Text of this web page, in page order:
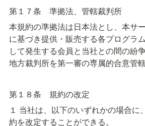
第１７条　準拠法、管轄裁判所
本規約の準拠法は日本法とし、本サ
に基づき提供・販売する各プログラ
して発生する会員と当社との間の紛
地方裁判所を第一審の専属的合意管
第１８条　規約の改定
１ 当社は、以下のいずれかの場合に
約を改定することができる。